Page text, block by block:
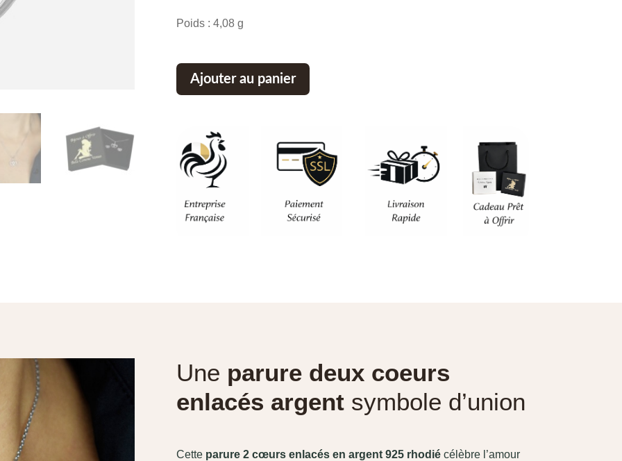
Poids : 4,08 g
Ajouter au panier
Une parure deux coeurs
enlacés argentsymbole d’union
Cette parure 2 cœurs enlacés en argent 925 rhodiécélèbre l’amour